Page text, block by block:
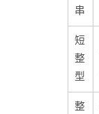
串
短
整
型
整